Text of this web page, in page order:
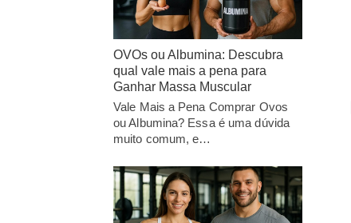
OVOs ou Albumina: Descubra
qual vale mais a pena para
Ganhar Massa Muscular
Vale Mais a Pena Comprar Ovos
ou Albumina? Essa é uma dúvida
muito comum, e…